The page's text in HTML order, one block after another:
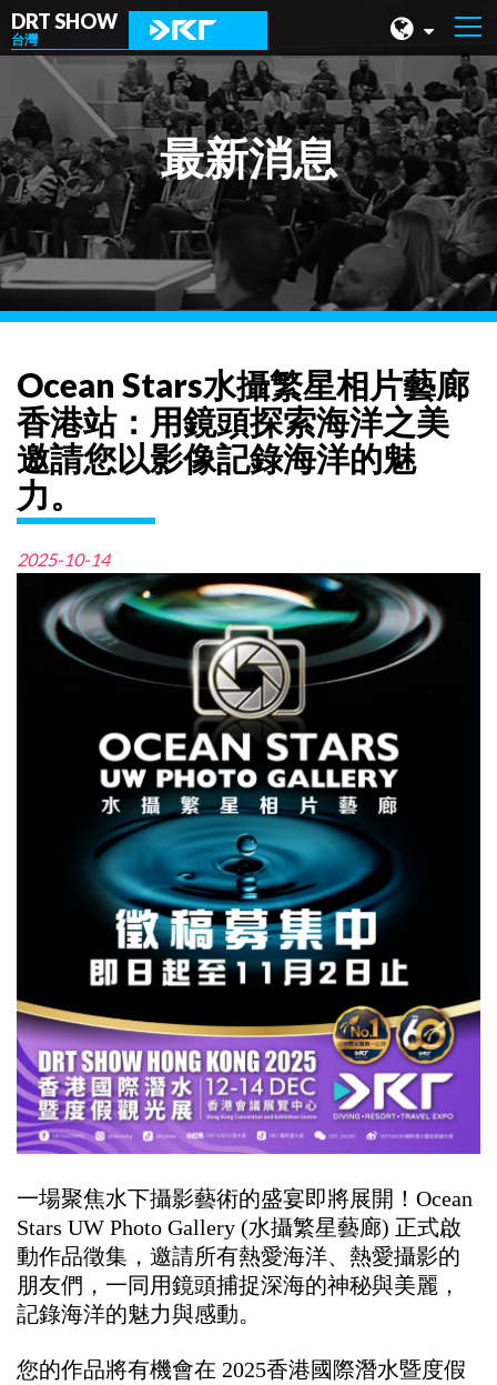
DRT SHOW
台灣
馬來西亞
上海
台灣
印尼
北京
菲律賓
香港
最新消息
Ocean Stars水攝繁星相片藝廊
香港站：用鏡頭探索海洋之美
邀請您以影像記錄海洋的魅
力。
2025-10-14
一場聚焦水下攝影藝術的盛宴即將展開！Ocean
Stars UW Photo Gallery (水攝繁星藝廊) 正式啟
動作品徵集，邀請所有熱愛海洋、熱愛攝影的
朋友們，一同用鏡頭捕捉深海的神秘與美麗，
記錄海洋的魅力與感動。
您的作品將有機會在 2025香港國際潛水暨度假